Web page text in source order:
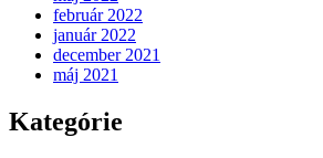
február 2022
január 2022
december 2021
máj 2021
Kategórie